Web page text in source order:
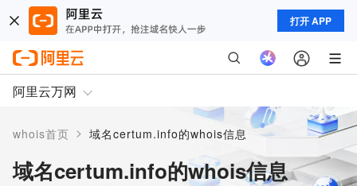
打开 APP
阿里云万网
whois首页 > 域名certum.info的whois信息
域名certum.info的whois信息